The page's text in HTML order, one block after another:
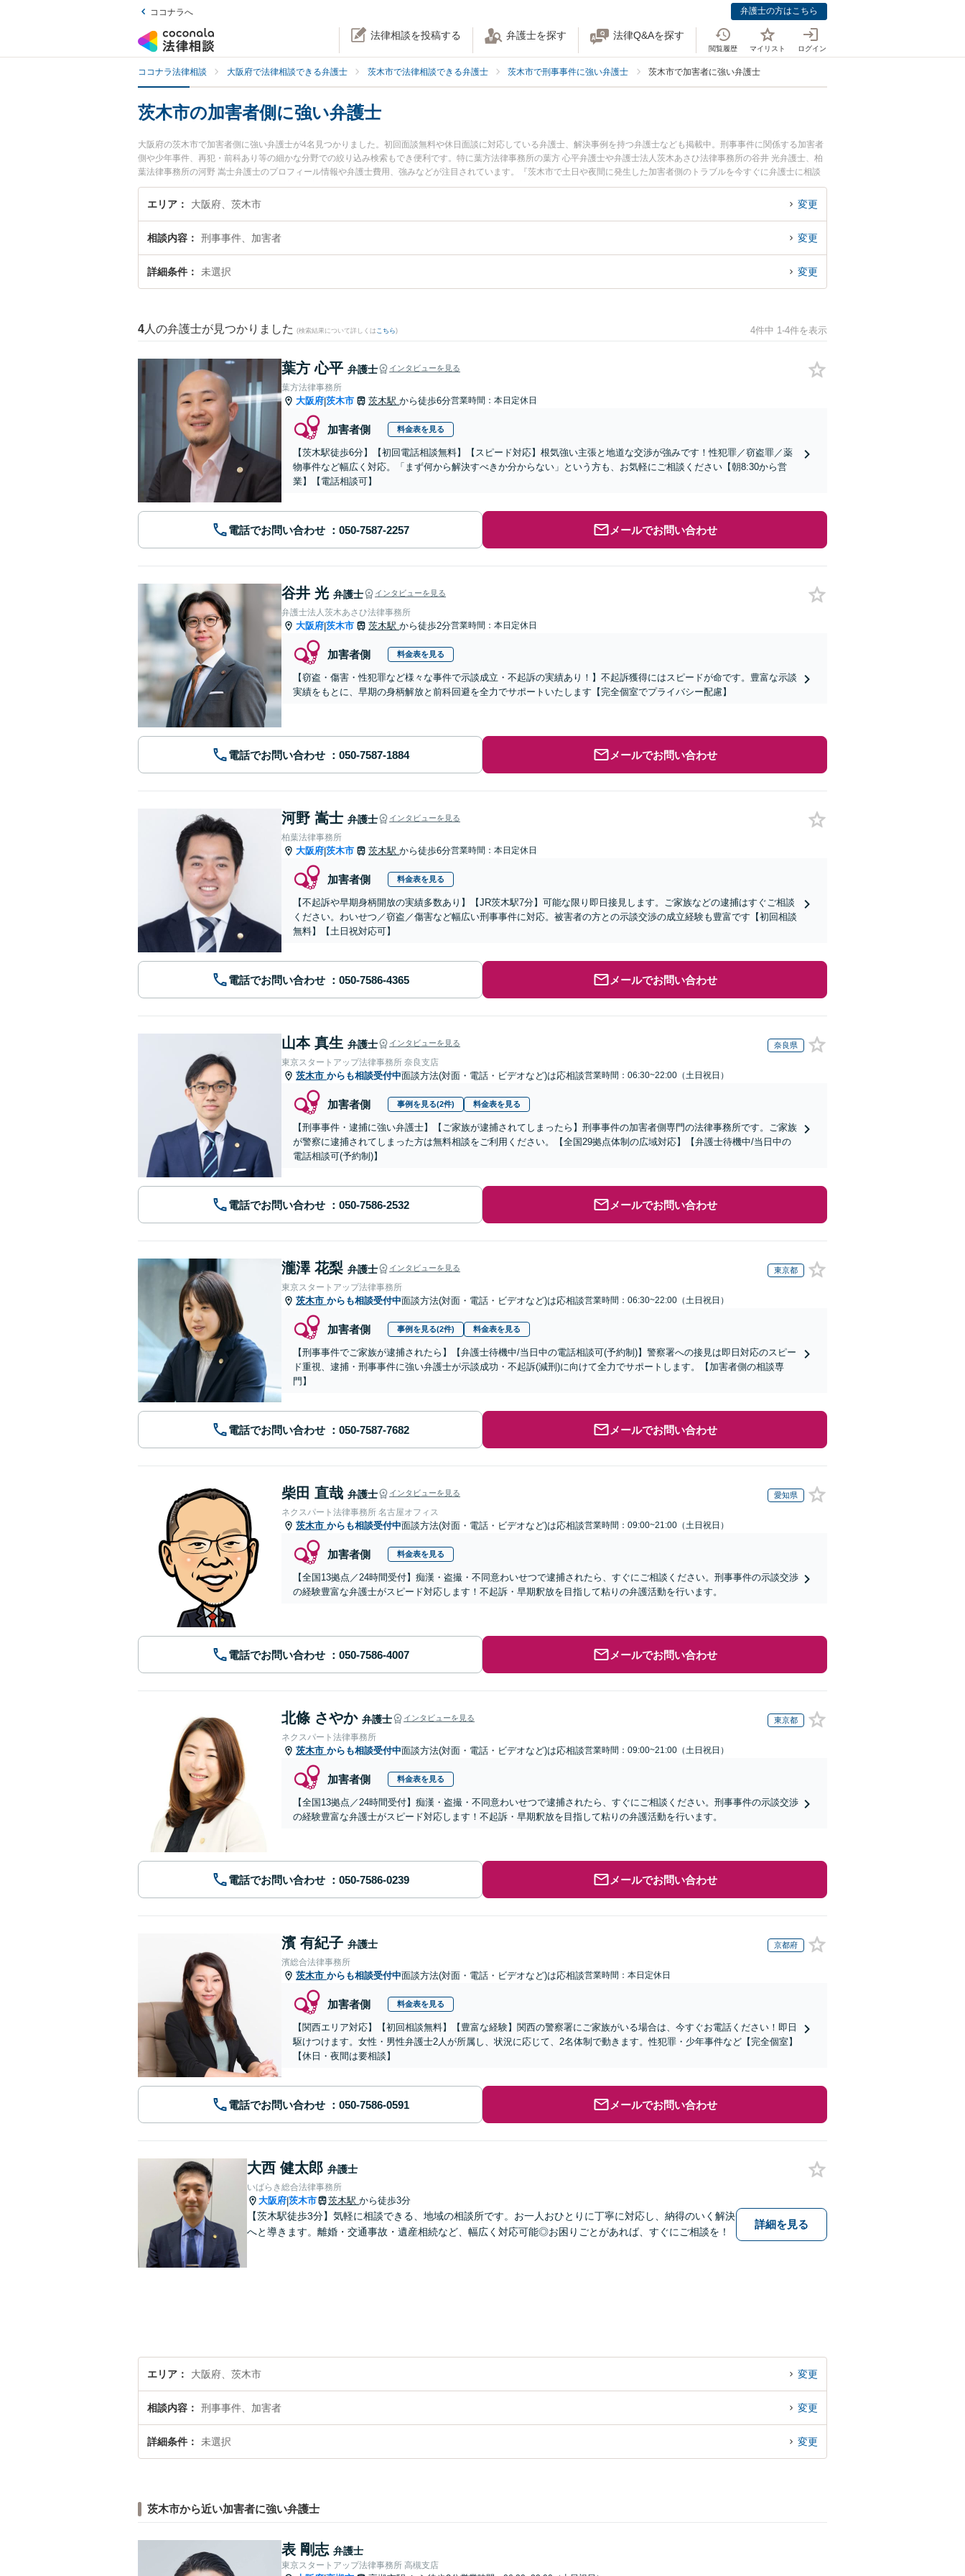
ココナラへ 弁護士の方はこちら
法律相談を投稿する 弁護士を探す 法律Q&Aを探す
閲覧履歴 マイリスト ログイン
ココナラ法律相談 大阪府で法律相談できる弁護士 茨木市で法律相談できる弁護士 茨木市で刑事事件に強い弁護士 茨木市で加害者に強い弁護士
茨木市の加害者側に強い弁護士
大阪府の茨木市で加害者側に強い弁護士が4名見つかりました。初回面談無料や休日面談に対応している弁護士、解決事例を持つ弁護士なども掲載中。刑事事件に関係する加害者
側や少年事件、再犯・前科あり等の細かな分野での絞り込み検索もでき便利です。特に葉方法律事務所の葉方 心平弁護士や弁護士法人茨木あさひ法律事務所の谷井 光弁護士、柏
葉法律事務所の河野 嵩士弁護士のプロフィール情報や弁護士費用、強みなどが注目されています。『茨木市で土日や夜間に発生した加害者側のトラブルを今すぐに弁護士に相談
したい』『加害者側のトラブル解決の実績豊富な近くの弁護士を検索したい』『初回相談無料で加害者側を法律相談できる茨木市内の弁護士に相談予約したい』などでお困りの相
談者さんにおすすめです。
エリア 大阪府、茨木市 変更
相談内容 刑事事件、加害者 変更
詳細条件 未選択 変更
4 人の弁護士が見つかりました (検索結果について詳しくは こちら) 4件中 1-4件を表示
葉方 心平 弁護士 インタビューを見る
葉方法律事務所
大阪府|茨木市 茨木駅 から徒歩6分営業時間：本日定休日
加害者側 料金表を見る
【茨木駅徒歩6分】【初回電話相談無料】【スピード対応】根気強い主張と地道な交渉が強みです！性犯罪／窃盗罪／薬
物事件など幅広く対応。「まず何から解決すべきか分からない」という方も、お気軽にご相談ください【朝8:30から営
業】【電話相談可】
電話でお問い合わせ メールでお問い合わせ
谷井 光 弁護士 インタビューを見る
弁護士法人茨木あさひ法律事務所
大阪府|茨木市 茨木駅 から徒歩2分営業時間：本日定休日
加害者側 料金表を見る
【窃盗・傷害・性犯罪など様々な事件で示談成立・不起訴の実績あり！】不起訴獲得にはスピードが命です。豊富な示談
実績をもとに、早期の身柄解放と前科回避を全力でサポートいたします【完全個室でプライバシー配慮】
電話でお問い合わせ メールでお問い合わせ
河野 嵩士 弁護士 インタビューを見る
柏葉法律事務所
大阪府|茨木市 茨木駅 から徒歩6分営業時間：本日定休日
加害者側 料金表を見る
【不起訴や早期身柄開放の実績多数あり】【JR茨木駅7分】可能な限り即日接見します。ご家族などの逮捕はすぐご相談
ください。わいせつ／窃盗／傷害など幅広い刑事事件に対応。被害者の方との示談交渉の成立経験も豊富です【初回相談
無料】【土日祝対応可】
電話でお問い合わせ メールでお問い合わせ
山本 真生 弁護士 インタビューを見る 奈良県
東京スタートアップ法律事務所 奈良支店
茨木市 からも相談受付中面談方法(対面・電話・ビデオなど)は応相談営業時間：06:30~22:00（土日祝日）
加害者側 事例を見る(2件) 料金表を見る
【刑事事件・逮捕に強い弁護士】【ご家族が逮捕されてしまったら】刑事事件の加害者側専門の法律事務所です。ご家族
が警察に逮捕されてしまった方は無料相談をご利用ください。【全国29拠点体制の広域対応】【弁護士待機中/当日中の
電話相談可(予約制)】
電話でお問い合わせ メールでお問い合わせ
瀧澤 花梨 弁護士 インタビューを見る 東京都
東京スタートアップ法律事務所
茨木市 からも相談受付中面談方法(対面・電話・ビデオなど)は応相談営業時間：06:30~22:00（土日祝日）
加害者側 事例を見る(2件) 料金表を見る
【刑事事件でご家族が逮捕されたら】【弁護士待機中/当日中の電話相談可(予約制)】警察署への接見は即日対応のスピー
ド重視、逮捕・刑事事件に強い弁護士が示談成功・不起訴(減刑)に向けて全力でサポートします。【加害者側の相談専
門】
電話でお問い合わせ メールでお問い合わせ
柴田 直哉 弁護士 インタビューを見る 愛知県
ネクスパート法律事務所 名古屋オフィス
茨木市 からも相談受付中面談方法(対面・電話・ビデオなど)は応相談営業時間：09:00~21:00（土日祝日）
加害者側 料金表を見る
【全国13拠点／24時間受付】痴漢・盗撮・不同意わいせつで逮捕されたら、すぐにご相談ください。刑事事件の示談交渉
の経験豊富な弁護士がスピード対応します！不起訴・早期釈放を目指して粘りの弁護活動を行います。
電話でお問い合わせ メールでお問い合わせ
北條 さやか 弁護士 インタビューを見る 東京都
ネクスパート法律事務所
茨木市 からも相談受付中面談方法(対面・電話・ビデオなど)は応相談営業時間：09:00~21:00（土日祝日）
加害者側 料金表を見る
【全国13拠点／24時間受付】痴漢・盗撮・不同意わいせつで逮捕されたら、すぐにご相談ください。刑事事件の示談交渉
の経験豊富な弁護士がスピード対応します！不起訴・早期釈放を目指して粘りの弁護活動を行います。
電話でお問い合わせ メールでお問い合わせ
濱 有紀子 弁護士 京都府
濱総合法律事務所
茨木市 からも相談受付中面談方法(対面・電話・ビデオなど)は応相談営業時間：本日定休日
加害者側 料金表を見る
【関西エリア対応】【初回相談無料】【豊富な経験】関西の警察署にご家族がいる場合は、今すぐお電話ください！即日
駆けつけます。女性・男性弁護士2人が所属し、状況に応じて、2名体制で動きます。性犯罪・少年事件など【完全個室】
【休日・夜間は要相談】
電話でお問い合わせ メールでお問い合わせ
大西 健太郎 弁護士
いばらき総合法律事務所
大阪府|茨木市 茨木駅 から徒歩3分
【茨木駅徒歩3分】気軽に相談できる、地域の相談所です。お一人おひとりに丁寧に対応し、納得のいく解決
へと導きます。離婚・交通事故・遺産相続など、幅広く対応可能◎お困りごとがあれば、すぐにご相談を！
詳細を見る
エリア 大阪府、茨木市 変更
相談内容 刑事事件、加害者 変更
詳細条件 未選択 変更
茨木市から近い加害者に強い弁護士
表 剛志 弁護士
東京スタートアップ法律事務所 高槻支店